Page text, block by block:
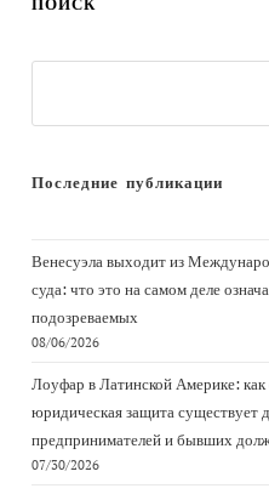
ПОИСК
Последние публикации
Венесуэла выходит из
суда: что это на самом деле
подозреваемых
08/06/2026
Лоуфар в Латинской Америке: как
юридическая защита существует
предпринимателей и бывших
07/30/2026